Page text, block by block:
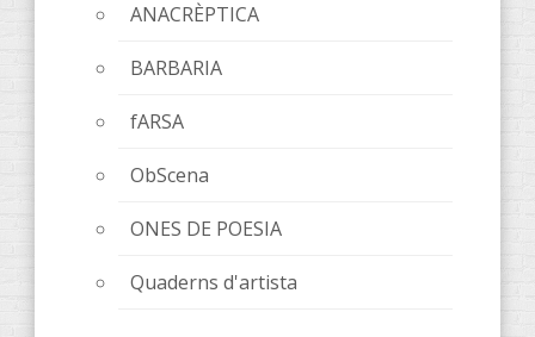
ANACRÈPTICA
BARBARIA
fARSA
ObScena
ONES DE POESIA
Quaderns d'artista